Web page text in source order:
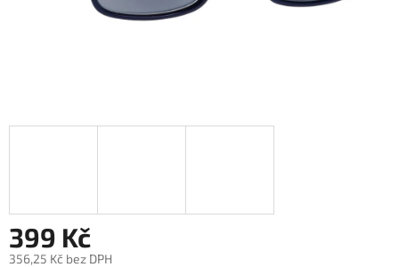
399 Kč
356,25 Kč bez DPH